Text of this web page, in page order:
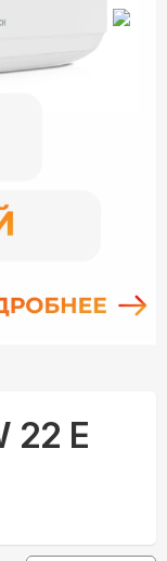
22 E